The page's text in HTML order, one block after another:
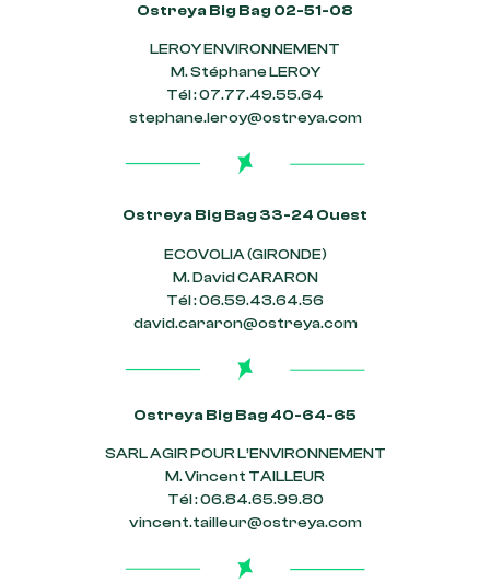
Ostreya Big Bag 02-51-08
LEROY ENVIRONNEMENT
M. Stéphane LEROY
Tél : 07.77.49.55.64
stephane.leroy@ostreya.com
Ostreya Big Bag 33-24 Ouest
ECOVOLIA (GIRONDE)
M. David CARARON
Tél : 06.59.43.64.56
david.cararon@ostreya.com
Ostreya Big Bag 40-64-65
SARL AGIR POUR L’ENVIRONNEMENT
M. Vincent TAILLEUR
Tél : 06.84.65.99.80
vincent.tailleur@ostreya.com